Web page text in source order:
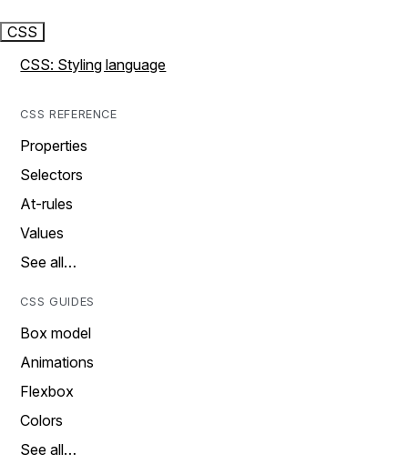
CSS
CSS: Styling language
CSS REFERENCE
Properties
Selectors
At-rules
Values
See all…
CSS GUIDES
Box model
Animations
Flexbox
Colors
See all…